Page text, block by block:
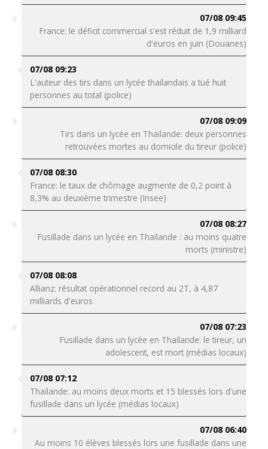
07/08 09:45
France: le déficit commercial s'est réduit de 1,9 milliard
d'euros en juin (Douanes)
07/08 09:23
L'auteur des tirs dans un lycée thaïlandais a tué huit
personnes au total (police)
07/08 09:09
Tirs dans un lycée en Thaïlande: deux personnes
retrouvées mortes au domicile du tireur (police)
07/08 08:30
France: le taux de chômage augmente de 0,2 point à
8,3% au deuxième trimestre (Insee)
07/08 08:27
Fusillade dans un lycée en Thaïlande : au moins quatre
morts (ministre)
07/08 08:08
Allianz: résultat opérationnel record au 2T, à 4,87
milliards d'euros
07/08 07:23
Fusillade dans un lycée en Thaïlande: le tireur, un
adolescent, est mort (médias locaux)
07/08 07:12
Thaïlande: au moins deux morts et 15 blessés lors d'une
fusillade dans un lycée (médias locaux)
07/08 06:40
Au moins 10 élèves blessés lors une fusillade dans une